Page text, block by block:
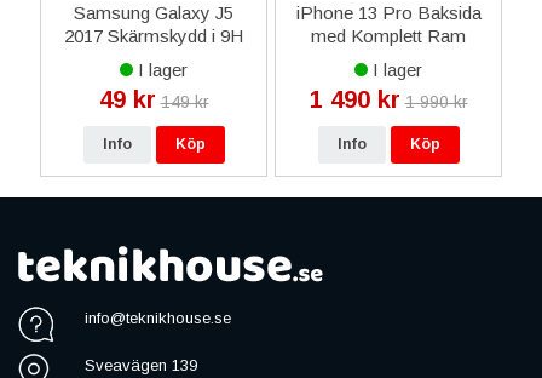
Samsung Galaxy J5
2017 Skärmskydd i 9H
Härdat Glas
I lager
49 kr 149 kr
Info Köp
iPhone 13 Pro Baksida
med Komplett Ram
OEM - Guld
I lager
1 490 kr 1 990 kr
Info Köp
info@teknikhouse.se
Sveavägen 139